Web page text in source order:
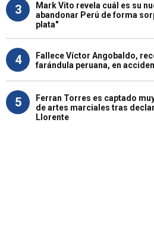
3
Mark Vito revela cuál es su
abandonar Perú de forma
plata"
4
Fallece Víctor Angobaldo,
farándula peruana, en
5
Ferran Torres es captado
de artes marciales tras
Llorente